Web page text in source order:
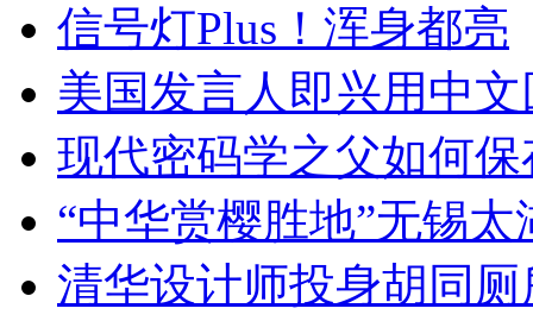
信号灯Plus！浑身都亮
美国发言人即兴用中
现代密码学之父如何
“中华赏樱胜地”无锡
清华设计师投身胡同